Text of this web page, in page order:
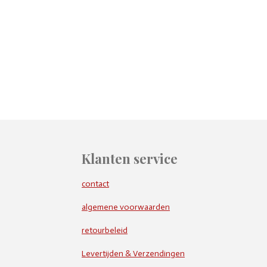
Klanten service
contact
algemene voorwaarden
retourbeleid
Levertijden & Verzendingen